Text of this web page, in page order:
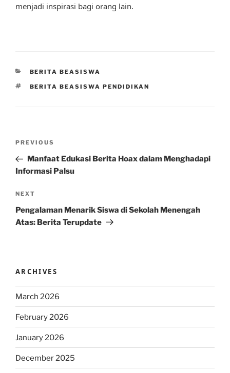
menjadi inspirasi bagi orang lain.
CATEGORIES
BERITA BEASISWA
TAGS
BERITA BEASISWA PENDIDIKAN
Previous
Post
PREVIOUS
Manfaat Edukasi Berita Hoax dalam Menghadapi
Informasi Palsu
Next
Post
NEXT
Pengalaman Menarik Siswa di Sekolah Menengah
Atas: Berita Terupdate
ARCHIVES
March 2026
February 2026
January 2026
December 2025